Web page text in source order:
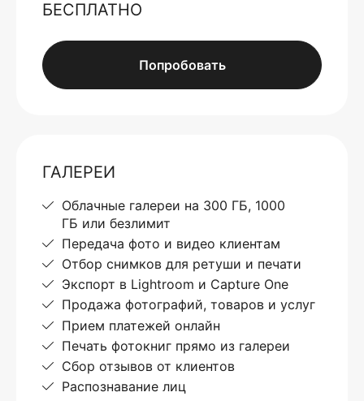
БЕСПЛАТНО
Попробовать
ГАЛЕРЕИ
Облачные галереи на 300 ГБ, 1000
ГБ или безлимит
Передача фото и видео клиентам
Отбор снимков для ретуши и печати
Экспорт в Lightroom и Capture One
Продажа фотографий, товаров и услуг
Прием платежей онлайн
Печать фотокниг прямо из галереи
Сбор отзывов от клиентов
Распознавание лиц